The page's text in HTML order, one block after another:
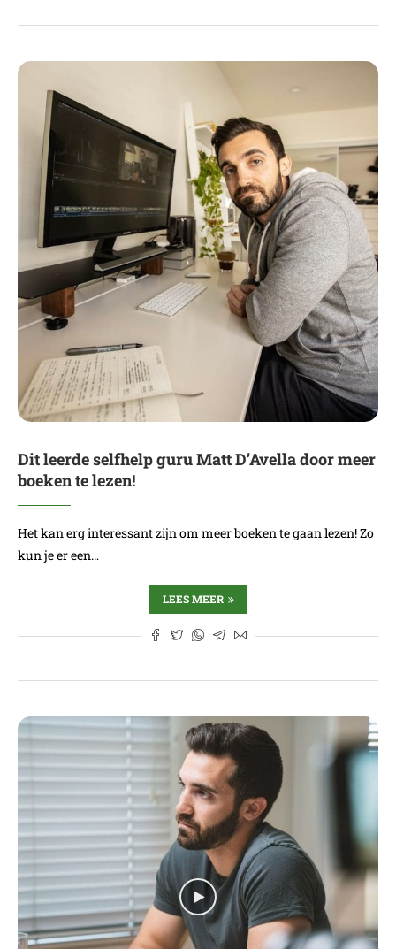
Dit leerde selfhelp guru Matt D’Avella door meer
boeken te lezen!
Het kan erg interessant zijn om meer boeken te gaan lezen! Zo
kun je er een…
LEES MEER